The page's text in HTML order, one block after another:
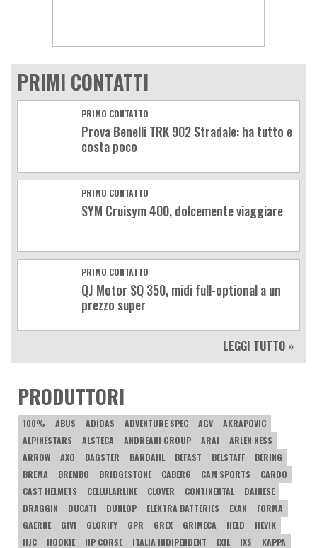
PRIMI CONTATTI
PRIMO CONTATTO
Prova Benelli TRK 902 Stradale: ha tutto e
costa poco
PRIMO CONTATTO
SYM Cruisym 400, dolcemente viaggiare
PRIMO CONTATTO
QJ Motor SQ 350, midi full-optional a un
prezzo super
LEGGI TUTTO »
PRODUTTORI
100% ABUS ADIDAS ADVENTURE SPEC AGV
AKRAPOVIC
ALPINESTARS
ALSTECA ANDREANI GROUP ARAI
ARLEN NESS
ARROW
AXO BAGSTER BARDAHL BEFAST BELSTAFF
BERING
BREMA
BREMBO BRIDGESTONE CABERG CAM SPORTS
CARDO
CAST HELMETS
CELLULARLINE CLOVER CONTINENTAL
DAINESE
DRAGGIN
DUCATI DUNLOP ELEKTRA BATTERIES EXAN
FORMA
GAERNE
GIVI GLORIFY GPR GREX GRIMECA HELD
HEVIK
HJC
HOOKIE HP CORSE ITALIA INDIPENDENT IXIL IXS
KAPPA